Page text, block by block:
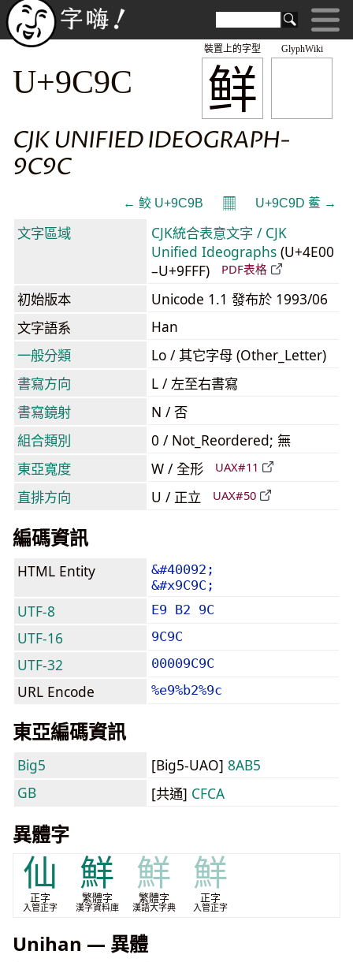
GlyphWiki
鲜
裝置上的字型
U+9C9C
CJK UNIFIED IDEOGRAPH-
9C9C
← 鲛 U+9C9B 𝄜 U+9C9D 鲝 →
文字區域
CJK統合表意文字 / CJK
Unified Ideographs (U+4E00
–U+9FFF)
PDF表格
初始版本
Unicode 1.1 發布於 1993/06
文字語系
Han
一般分類
Lo / 其它字母 (Other_Letter)
書寫方向
L / 左至右書寫
書寫鏡射
N / 否
組合類別
0 / Not_Reordered; 無
東亞寬度
W / 全形 UAX#11
直排方向 U / 正立 UAX#50
編碼資訊
HTML Entity
&#40092;
&#x9C9C;
UTF-8 E9 B2 9C
UTF-16 9C9C
UTF-32 00009C9C
URL Encode %e9%b2%9c
東亞編碼資訊
Big5 [Big5-UAO] 8AB5
GB
[共通] CFCA
異體字
仙
正字
入管正字
鮮
繁體字
漢字資料庫
鮮
繁體字
漢語大字典
鮮
正字
入管正字
Unihan — 異體